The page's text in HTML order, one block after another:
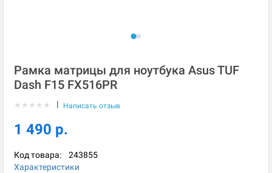
Рамка матрицы для ноутбука Asus TUF
Dash F15 FX516PR
★ ★ ★ ★ ★ | Написать отзыв
1 490 р.
Код товара: 243855
Характеристики